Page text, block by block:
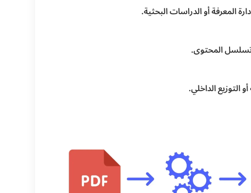
أو الدراسات البحثية.
المحتوى.
الداخلي.